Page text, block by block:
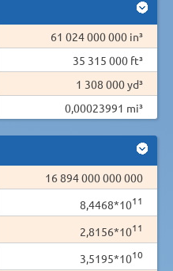
61 024 000 000 in³
35 315 000 ft³
1 308 000 yd³
0,00023991 mi³
16 894 000 000 000
8,4468*1011
2,8156*1011
3,5195*1010